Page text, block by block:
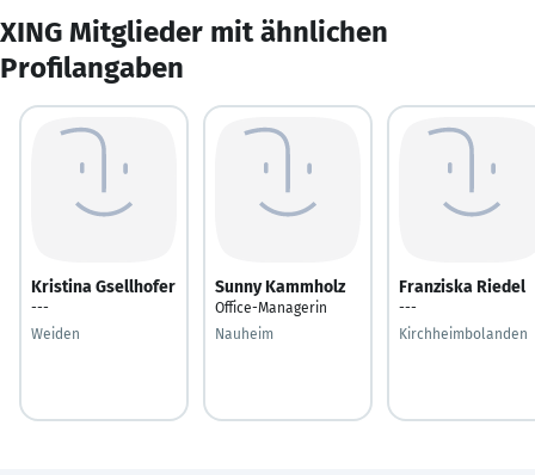
XING Mitglieder mit ähnlichen
Profilangaben
Kristina Gsellhofer
---
Weiden
Sunny Kammholz
Office-Managerin
Nauheim
Franziska Riedel
---
Kirchheimbolanden